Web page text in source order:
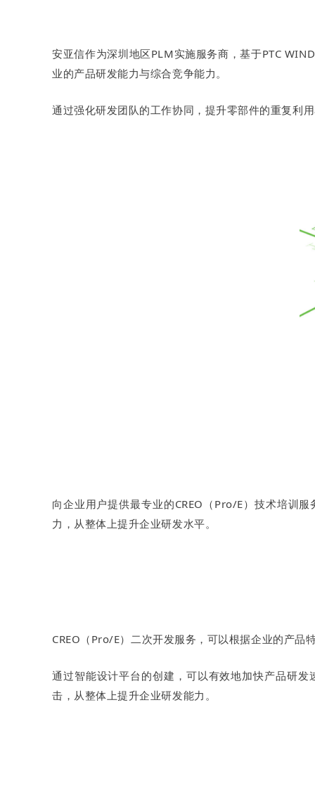
安亚信作为深圳地区PLM实施服务商，基于PTC
业的产品研发能力与综合竞争能力。
通过强化研发团队的工作协同，提升零部件的重复利
向企业用户提供最专业的CREO（Pro/E）技术培训服
力，从整体上提升企业研发水平。
CREO（Pro/E）二次开发服务 ，可以根据企业的产品
通过智能设计平台的创建，可以有效地加快产品研
击，从整体上提升企业研发能力。